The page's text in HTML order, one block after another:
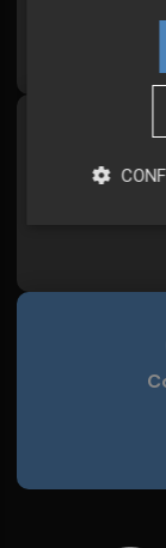
Plaza